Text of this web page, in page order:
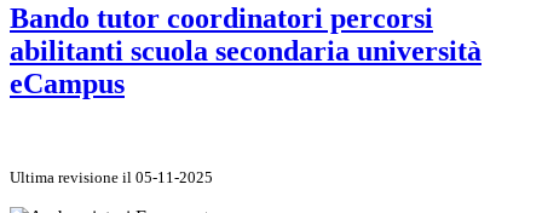
Bando tutor coordinatori percorsi
abilitanti scuola secondaria università
eCampus
Ultima revisione il 05-11-2025